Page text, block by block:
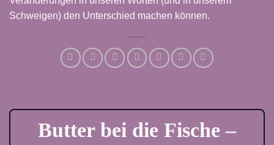
Schweigen) den Unterschied machen können.
Butter bei die Fische –